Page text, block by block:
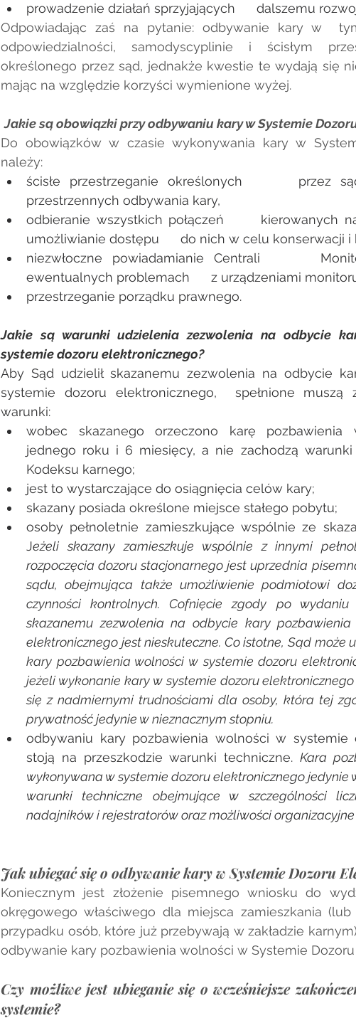
prowadzenie działań sprzyjających      dalszemu
Odpowiadając zaś na pytanie: odbywanie kary w
odpowiedzialności, samodyscyplinie i ścisłym
określonego przez sąd, jednakże kwestie te wydają się
mając na względzie korzyści wymienione wyżej.
Jakie są obowiązki przy odbywaniu kary w Systemie
Do obowiązków w czasie wykonywania kary w
należy:
ścisłe przestrzeganie określonych      przez
przestrzennych odbywania kary,
odbieranie wszystkich połączeń      kierowanych
umożliwianie dostępu      do nich w celu konserwacji i
niezwłoczne powiadamianie Centrali
ewentualnych problemach      z urządzeniami
przestrzeganie porządku prawnego.
Jakie są warunki udzielenia zezwolenia na odbycie
systemie dozoru elektronicznego?
Aby Sąd udzielił skazanemu zezwolenia na odbycie
systemie dozoru elektronicznego,  spełnione muszą
warunki:
wobec skazanego orzeczono karę pozbawienia
jednego roku i 6 miesięcy, a nie zachodzą
Kodeksu karnego;
jest to wystarczające do osiągnięcia celów kary;
skazany posiada określone miejsce stałego pobytu;
osoby pełnoletnie zamieszkujące wspólnie ze
Jeżeli skazany zamieszkuje wspólnie z innymi
rozpoczęcia dozoru stacjonarnego jest uprzednia
sądu, obejmująca także umożliwienie podmiotowi
czynności kontrolnych. Cofnięcie zgody po
skazanemu zezwolenia na odbycie kary
elektronicznego jest nieskuteczne. Co istotne, Sąd może
kary pozbawienia wolności w systemie dozoru
jeżeli wykonanie kary w systemie dozoru
się z nadmiernymi trudnościami dla osoby, która tej
prywatność jedynie w nieznacznym stopniu.
odbywaniu kary pozbawienia wolności w systemie
stoją na przeszkodzie warunki techniczne. Kara
wykonywana w systemie dozoru elektronicznego
warunki techniczne obejmujące w szczególności
nadajników i rejestratorów oraz możliwości organizacyjne
Jak ubiegać się o odbywanie kary w Systemie Dozoru
Koniecznym jest złożenie pisemnego wniosku do
okręgowego właściwego dla miejsca zamieszkania
przypadku osób, które już przebywają w zakładzie
odbywanie kary pozbawienia wolności w Systemie
Czy możliwe jest ubieganie się o wcześniejsze
systemie?